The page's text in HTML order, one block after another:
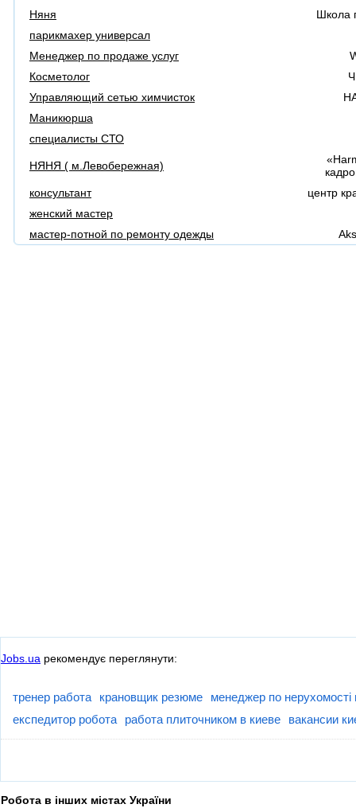
Няня
Школа
парикмахер универсал
Менеджер по продажe услуг
Косметолог
Управляющий сетью химчисток
Маникюрша
специалисты СТО
НЯНЯ ( м.Левобережная)
консультант
центр
женский мастер
мастер-потной по ремонту одежды
Jobs.ua рекомендує переглянути:
тренер работа крановщик резюме
менеджер по нерухомості
експедитор робота
работа плиточником в киеве вакансии
Робота в інших містах України